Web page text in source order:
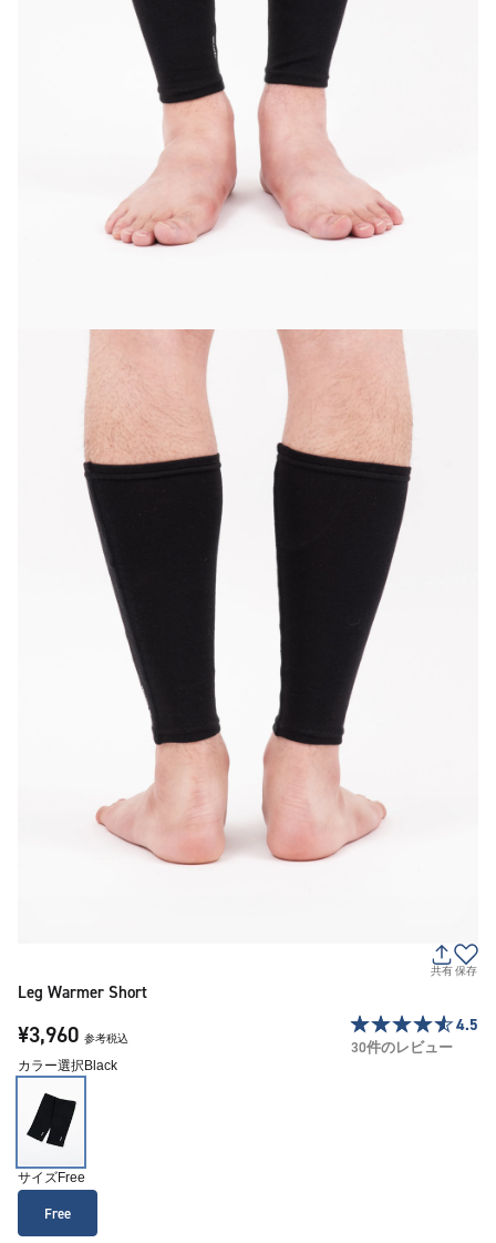
共有保存
Leg Warmer Short
¥3,960 参考税込
4.5
30件のレビュー
カラー選択 Black
サイズFree
Free